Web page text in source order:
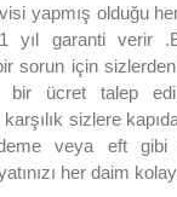
yapmış olduğu
yıl garanti verir
sorun için
bir ücret talep
sizlere
veya eft gibi
her daim